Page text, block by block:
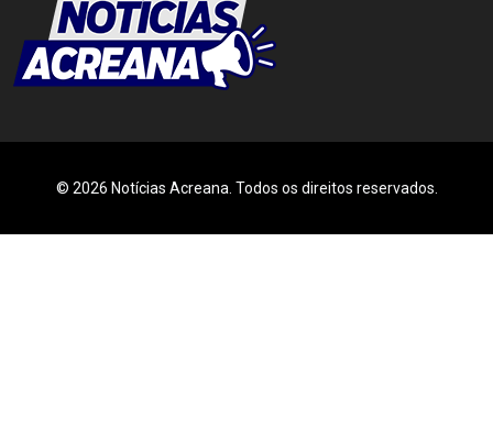
© 2026 Notícias Acreana. Todos os direitos reservados.